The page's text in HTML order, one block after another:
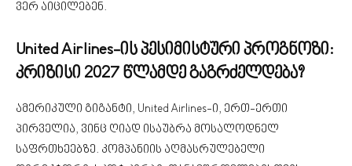
ვერ აიცილებენ.
United Airlines-ის პესიმისტური პროგნოზი:
კრიზისი 2027 წლამდე გაგრძელდება?
ამერიკული გიგანტი, United Airlines-ი, ერთ-ერთი
პირველია, ვინც ღიად ისაუბრა მოსალოდნელ
საფრთხეებზე. კომპანიის აღმასრულებელი